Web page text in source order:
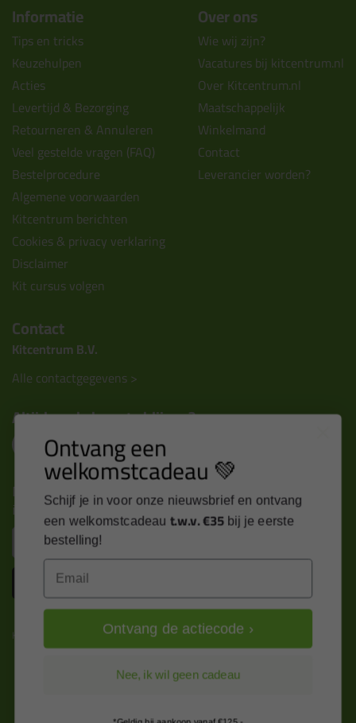
Informatie
Tips en tricks
Keuzehulpen
Acties
Levertijd & Bezorging
Retourneren & Annuleren
Veel gestelde vragen (FAQ)
Bestelprocedure
Algemene voorwaarden
Kitcentrum berichten
Cookies & privacy verklaring
Disclaimer
Kit cursus volgen
Over ons
Wie wij zijn?
Vacatures bij kitcentrum.nl
Over Kitcentrum.nl
Maatschappelijk
Winkelmand
Contact
Leverancier worden?
Contact
Kitcentrum B.V.
Alle contactgegevens >
Altijd op de hoogte blijven?
Nieuws, tips en exclusieve deals rechtstreeks in je
inbox
Email
Kitcentrum is trots op:
Ontvang een
welkomstcadeau 💚
Schijf je in voor onze nieuwsbrief en ontvang
een welkomstcadeau t.w.v. €35 bij je eerste
bestelling!
Ontvang de actiecode ›
Nee, ik wil geen cadeau